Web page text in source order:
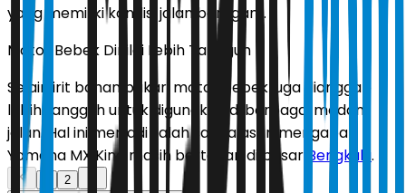
yang memiliki kondisi jalan beragam.
Motor Bebek Dinilai Lebih Tangguh
Selain irit bahan bakar, motor bebek juga dianggap
lebih tangguh untuk digunakan di berbagai medan
jalan. Hal ini menjadi salah satu alasan mengapa
Yamaha MX King masih bertahan di pasar Bengkulu.
2